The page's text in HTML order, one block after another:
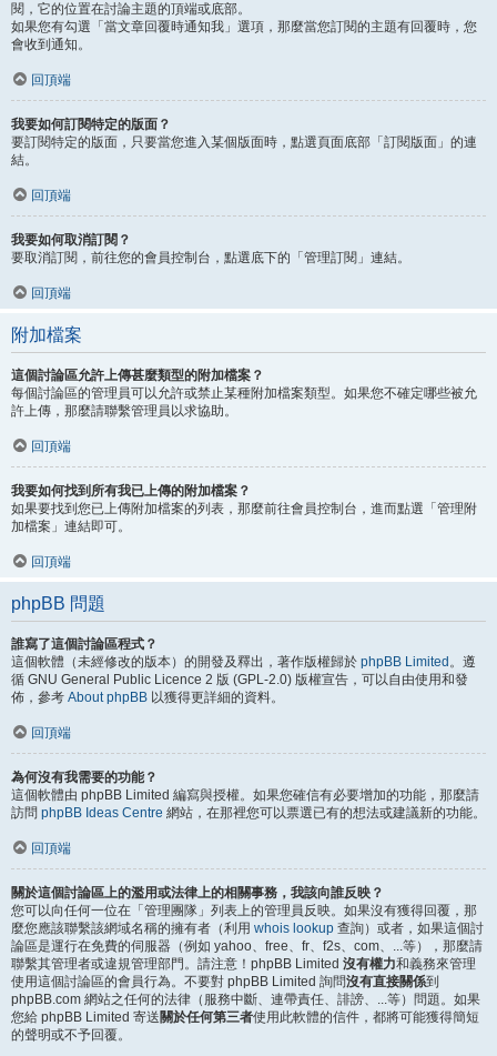
閱，它的位置在討論主題的頂端或底部。
如果您有勾選「當文章回覆時通知我」選項，那麼當您訂閱的主題有回覆時，您
會收到通知。
回頂端
我要如何訂閱特定的版面？
要訂閱特定的版面，只要當您進入某個版面時，點選頁面底部「訂閱版面」的連
結。
回頂端
我要如何取消訂閱？
要取消訂閱，前往您的會員控制台，點選底下的「管理訂閱」連結。
回頂端
附加檔案
這個討論區允許上傳甚麼類型的附加檔案？
每個討論區的管理員可以允許或禁止某種附加檔案類型。如果您不確定哪些被允
許上傳，那麼請聯繫管理員以求協助。
回頂端
我要如何找到所有我已上傳的附加檔案？
如果要找到您已上傳附加檔案的列表，那麼前往會員控制台，進而點選「管理附
加檔案」連結即可。
回頂端
phpBB 問題
誰寫了這個討論區程式？
這個軟體（未經修改的版本）的開發及釋出，著作版權歸於 phpBB Limited 。遵
循 GNU General Public Licence 2 版 (GPL-2.0) 版權宣告，可以自由使用和發
佈，參考 About phpBB 以獲得更詳細的資料。
回頂端
為何沒有我需要的功能？
這個軟體由 phpBB Limited 編寫與授權。如果您確信有必要增加的功能，那麼請
訪問 phpBB Ideas Centre 網站，在那裡您可以票選已有的想法或建議新的功能。
回頂端
關於這個討論區上的濫用或法律上的相關事務，我該向誰反映？
您可以向任何一位在「管理團隊」列表上的管理員反映。如果沒有獲得回覆，那
麼您應該聯繫該網域名稱的擁有者（利用 whois lookup 查詢）或者，如果這個討
論區是運行在免費的伺服器（例如 yahoo、free、fr、f2s、com、...等），那麼請
聯繫其管理者或違規管理部門。請注意！phpBB Limited 沒有權力和義務來管理
使用這個討論區的會員行為。不要對 phpBB Limited 詢問沒有直接關係到
phpBB.com 網站之任何的法律（服務中斷、連帶責任、誹謗、...等）問題。如果
您給 phpBB Limited 寄送關於任何第三者使用此軟體的信件，都將可能獲得簡短
的聲明或不予回覆。